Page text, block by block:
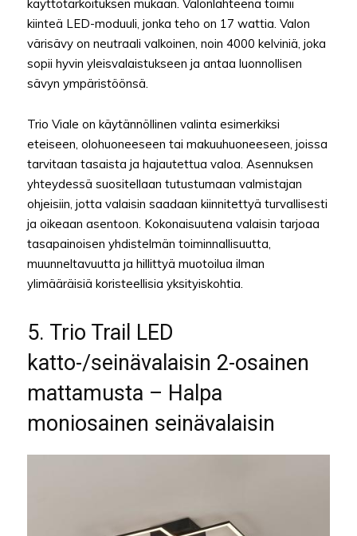
käyttötarkoituksen mukaan. Valonlähteenä toimii
kiinteä LED-moduuli, jonka teho on 17 wattia. Valon
värisävy on neutraali valkoinen, noin 4000 kelviniä, joka
sopii hyvin yleisvalaistukseen ja antaa luonnollisen
sävyn ympäristöönsä.
Trio Viale on käytännöllinen valinta esimerkiksi
eteiseen, olohuoneeseen tai makuuhuoneeseen, joissa
tarvitaan tasaista ja hajautettua valoa. Asennuksen
yhteydessä suositellaan tutustumaan valmistajan
ohjeisiin, jotta valaisin saadaan kiinnitettyä turvallisesti
ja oikeaan asentoon. Kokonaisuutena valaisin tarjoaa
tasapainoisen yhdistelmän toiminnallisuutta,
muunneltavuutta ja hillittyä muotoilua ilman
ylimääräisiä koristeellisia yksityiskohtia.
5. Trio Trail LED
katto-/seinävalaisin 2-osainen
mattamusta – Halpa
moniosainen seinävalaisin